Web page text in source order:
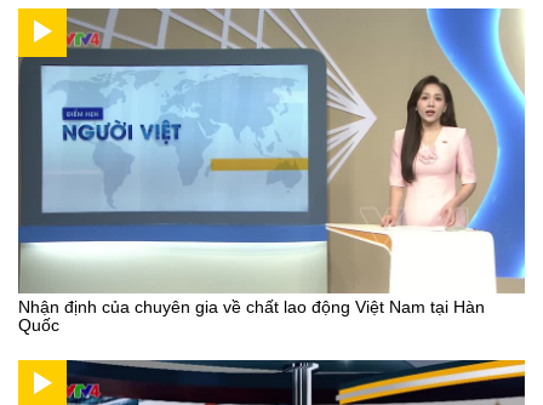
Nhận định của chuyên gia về chất lao động Việt Nam tại Hàn
Quốc